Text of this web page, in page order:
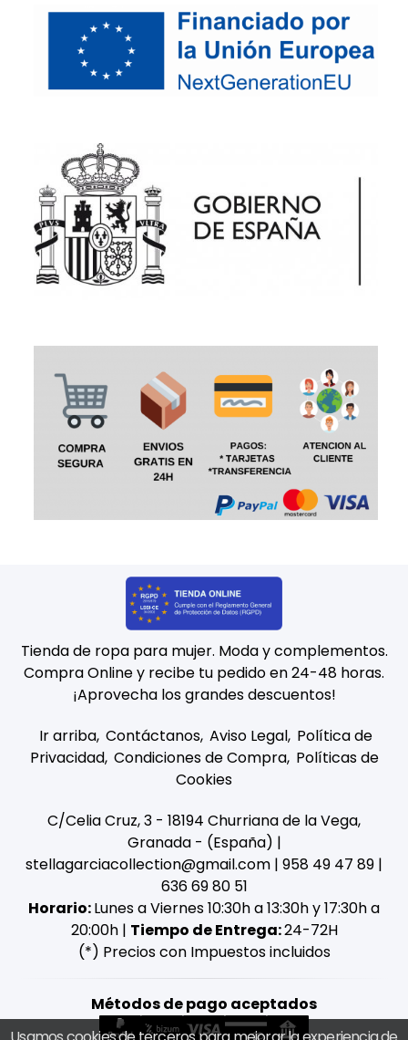
Tienda de ropa para mujer. Moda y complementos.
Compra Online y recibe tu pedido en 24-48 horas.
¡Aprovecha los grandes descuentos!
Ir arriba Contáctanos Aviso Legal Política de
Privacidad Condiciones de Compra Políticas de
Cookies
C/Celia Cruz, 3 - 18194 Churriana de la Vega,
Granada - (España) |
stellagarciacollection@gmail.com | 958 49 47 89 |
636 69 80 51
Horario:Lunes a Viernes 10:30h a 13:30h y 17:30h a
20:00h | Tiempo de Entrega:24-72H
(*) Precios con Impuestos incluidos
Métodos de pago aceptados